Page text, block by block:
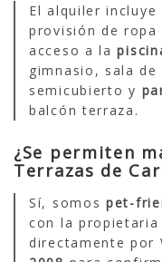
El alquiler
provisión de
acceso a la
gimnasio, sala
semicubierto y
balcón terraza.
¿Se permiten
Terrazas de
Sí, somos pet-
con la propietaria
directamente por